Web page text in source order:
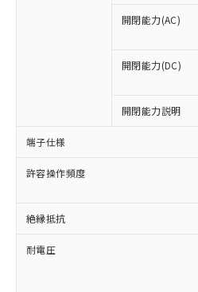
開閉能力(AC)
開閉能力(DC)
開閉能力説明
端子仕様
許容操作頻度
絶縁抵抗
耐電圧
ご利用条件
ご利用ください。
本サービスは、当
商品の当社在庫状
(税抜)を提供させ
当社制御機器事業
本サービスの対象
ことをご了承くだ
在庫状況および標
対応済み：EU RoHS
非含有に対応した製品
対応予定：EU RoHS指
有に対応した製品に切
対応予定なし：EU
非含有に非対応の商品
定はありません。
調査・確認中：EU
非含有の対応状況を調査
害物質有無と関係のない
仕入先様の事情により
いたものが、含有品と
むを得ず変更することが
※1 中国RoHS○×表
「○」：最大均質材料含
基準値以下であることを
「×」：最大均質材料含
基準値を超えていること
「－」：未確認です。当
当社は、これら貴
為替および外国貿